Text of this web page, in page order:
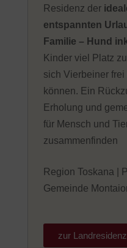
Residenz der
entspannten
Familie – Hund
Kinder viel Platz
sich Vierbeiner
können. Ein
Erholung und
für Mensch und
zusammenfinden
Region Toskana |
Gemeinde
zur